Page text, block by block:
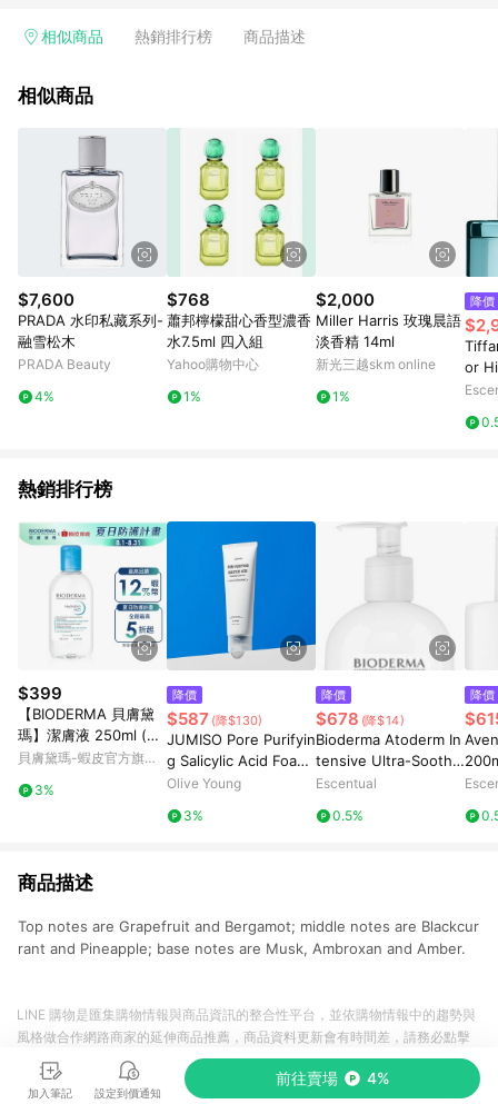
用未授權優惠碼不符合贈點資格。6. 點數發送依據及返點上限將
不符合贈點資格。
相似商品 熱銷排行榜 商品描述
相似商品
$7,600
PRADA 水印私藏系列-
融雪松木
PRADA Beauty
4%
$768
蕭邦檸檬甜心香型濃香
水7.5ml 四入組
Yahoo購物中心
1%
$2,000
Miller Harris 玫瑰晨語
淡香精 14ml
新光三越skm online
1%
降價
or
e
熱銷排行榜
$399
【BIODERMA 貝膚黛
瑪】潔膚液 250ml (舒
敏/保濕二款任選) 官方
貝膚黛瑪-蝦皮官方旗艦
3%
降價
$587 (降$130)
JUMISO Pore Purifyin
g Salicylic Acid Foami
ng Cleanser 120g
Olive Young
3%
降價
$678 (降$14)
Bioderma Atoderm In
tensive Ultra-Soothin
g Foaming Gel 500ml
Escentual
0.5%
降價
商品描述
Top notes are Grapefruit and Bergamot; middle notes are Blackcur
rant and Pineapple; base notes are Musk, Ambroxan and Amber.
加入筆記 設定到價通知
前往賣場 4%
LINE 購物是匯集購物情報與商品資訊的整合性平台，並依購物情報中的趨勢與
風格做合作網路商家的延伸商品推薦，商品資料更新會有時間差，請務必點擊
商品至各合作網路商家，確認現售價與購物條件，一切資訊以合作廠商網頁為
準。